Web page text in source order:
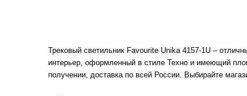
Трековый светильник Favourite Unika 4157-1U –
интерьер, оформленный в стиле Техно и имеющий
получении, доставка по всей России. Выбирайте